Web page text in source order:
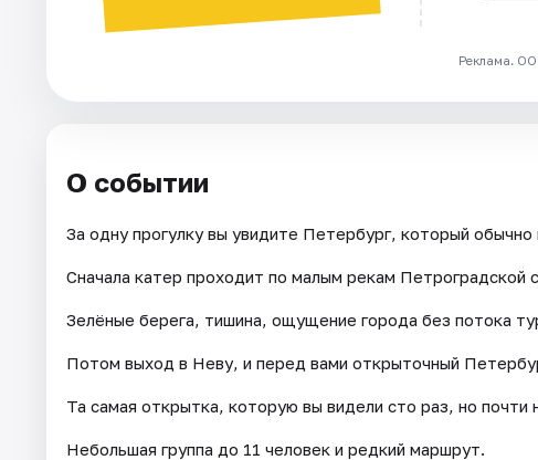
Реклама.
О событии
За одну прогулку вы увидите Петербург, который обычно
Сначала катер проходит по малым рекам
Зелёные берега, тишина, ощущение города без потока
Потом выход в Неву, и перед вами открыточный
Та самая открытка, которую вы видели сто раз, но почти
Небольшая группа до 11 человек и редкий маршрут.